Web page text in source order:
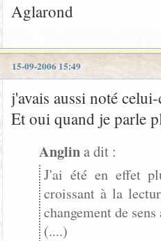
Aglarond
15-09-2006 15:49
j'avais aussi noté
Et oui quand je parle
Anglina dit :
J'ai été en effet
croissant à la
changement de
(....)